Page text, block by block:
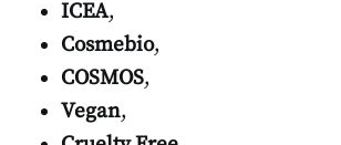
ICEA,
Cosmebio,
COSMOS,
Vegan,